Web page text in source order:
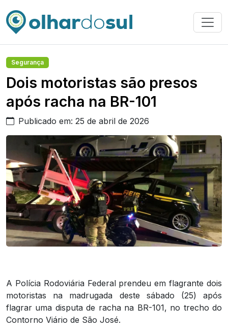
Segurança
Dois motoristas são presos
após racha na BR-101
Publicado em: 25 de abril de 2026
A Polícia Rodoviária Federal prendeu em flagrante dois
motoristas na madrugada deste sábado (25) após
flagrar uma disputa de racha na BR-101, no trecho do
Contorno Viário de São José.